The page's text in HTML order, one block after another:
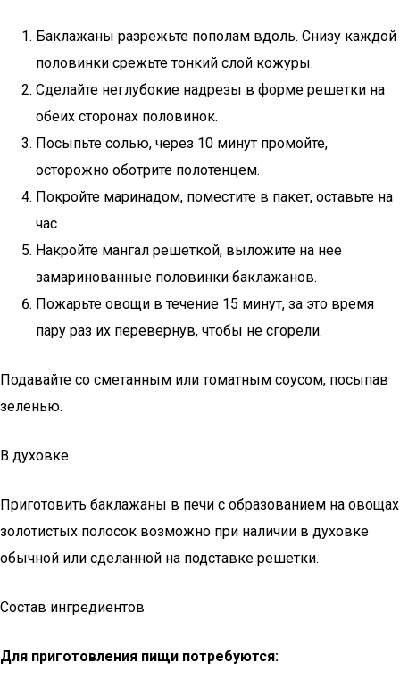
Баклажаны разрежьте пополам вдоль. Снизу каждой
половинки срежьте тонкий слой кожуры.
Сделайте неглубокие надрезы в форме решетки на
обеих сторонах половинок.
Посыпьте солью, через 10 минут промойте,
осторожно оботрите полотенцем.
Покройте маринадом, поместите в пакет, оставьте на
час.
Накройте мангал решеткой, выложите на нее
замаринованные половинки баклажанов.
Пожарьте овощи в течение 15 минут, за это время
пару раз их перевернув, чтобы не сгорели.
Подавайте со сметанным или томатным соусом, посыпав
зеленью.
В духовке
Приготовить баклажаны в печи с образованием на овощах
золотистых полосок возможно при наличии в духовке
обычной или сделанной на подставке решетки.
Состав ингредиентов
Для приготовления пищи потребуются: